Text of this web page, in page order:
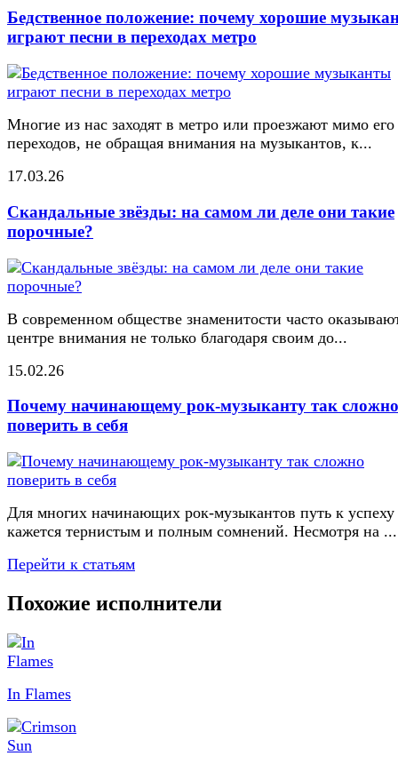
Бедственное положение: почему хорошие
играют песни в переходах метро
Многие из нас заходят в метро или проезжают мимо его
переходов, не обращая внимания на музыкантов, к...
17.03.26
Скандальные звёзды: на самом ли деле они такие
порочные?
В современном обществе знаменитости часто
центре внимания не только благодаря своим до...
15.02.26
Почему начинающему рок-музыканту так сложно
поверить в себя
Для многих начинающих рок-музыкантов путь к успеху
кажется тернистым и полным сомнений. Несмотря на ...
Перейти к статьям
Похожие исполнители
In Flames